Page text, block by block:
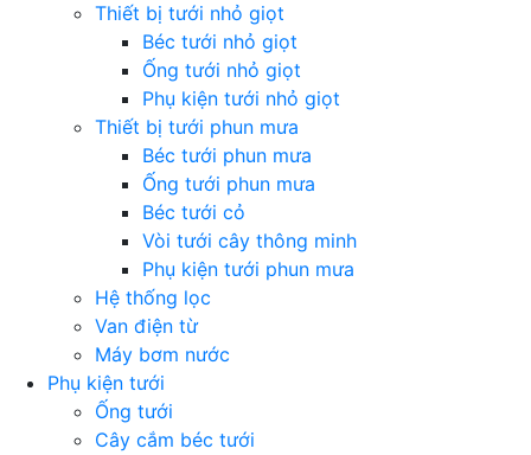
Thiết bị tưới nhỏ giọt
Béc tưới nhỏ giọt
Ống tưới nhỏ giọt
Phụ kiện tưới nhỏ giọt
Thiết bị tưới phun mưa
Béc tưới phun mưa
Ống tưới phun mưa
Béc tưới cỏ
Vòi tưới cây thông minh
Phụ kiện tưới phun mưa
Hệ thống lọc
Van điện từ
Máy bơm nước
Phụ kiện tưới
Ống tưới
Cây cắm béc tưới